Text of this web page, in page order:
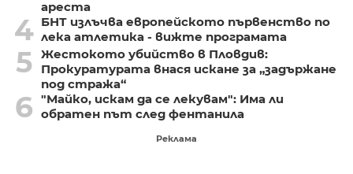
ареста
4 БНТ излъчва европейското първенство по
лека атлетика - вижте програмата
5 Жестокото убийство в Пловдив:
Прокуратурата внася искане за „задържане
под стража“
6 "Майко, искам да се лекувам": Има ли
обратен път след фентанила
Реклама